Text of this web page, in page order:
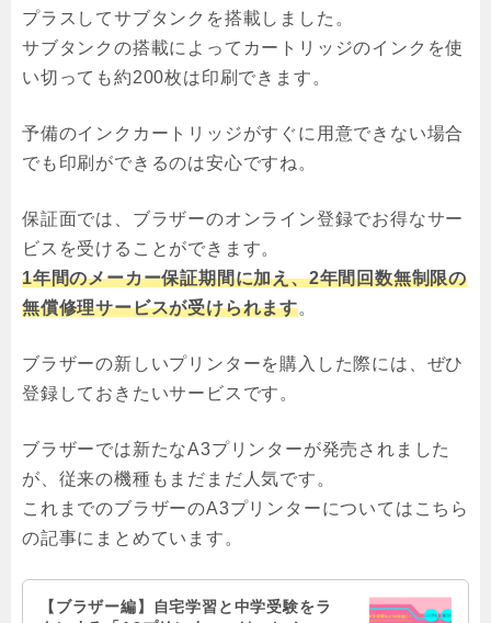
プラスしてサブタンクを搭載しました。
サブタンクの搭載によってカートリッジのインクを使
い切っても約200枚は印刷できます。
予備のインクカートリッジがすぐに用意できない場合
でも印刷ができるのは安心ですね。
保証面では、ブラザーのオンライン登録でお得なサー
ビスを受けることができます。
1年間のメーカー保証期間に加え、2年間回数無制限の
無償修理サービスが受けられます。
ブラザーの新しいプリンターを購入した際には、ぜひ
登録しておきたいサービスです。
ブラザーでは新たなA3プリンターが発売されました
が、従来の機種もまだまだ人気です。
これまでのブラザーのA3プリンターについてはこちら
の記事にまとめています。
【ブラザー編】自宅学習と中学受験をラ